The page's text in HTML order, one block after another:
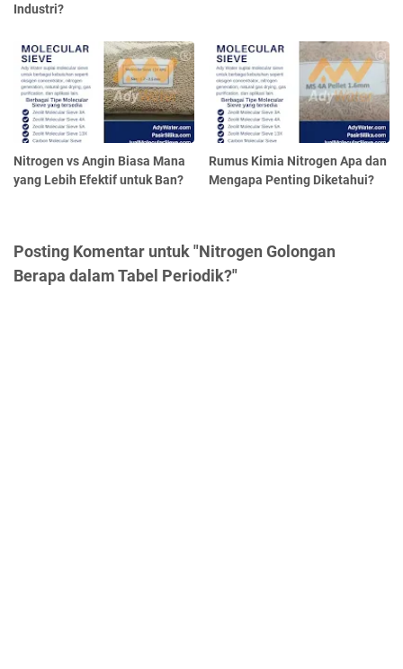
Industri?
Nitrogen vs Angin Biasa Mana
yang Lebih Efektif untuk Ban?
Rumus Kimia Nitrogen Apa dan
Mengapa Penting Diketahui?
Posting Komentar untuk "Nitrogen Golongan
Berapa dalam Tabel Periodik?"